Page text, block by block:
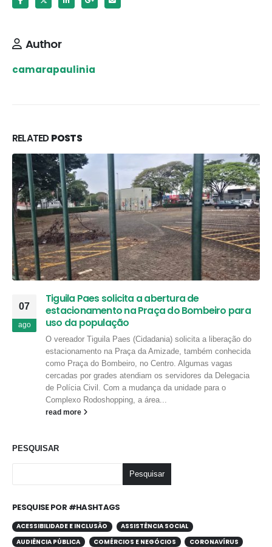
Author
camarapaulinia
RELATEDPOSTS
07
ago
Tiguila Paes solicita a abertura de
estacionamento na Praça do Bombeiro para
uso da população
O vereador Tiguila Paes (Cidadania) solicita a liberação do
estacionamento na Praça da Amizade, também conhecida
como Praça do Bombeiro, no Centro. Algumas vagas
cercadas por grades atendiam os servidores da Delegacia
de Polícia Civil. Com a mudança da unidade para o
Complexo Rodoshopping, a área...
read more
PESQUISAR
Pesquisar
PESQUISE POR #HASHTAGS
ACESSIBILIDADE E INCLUSÃO
ASSISTÊNCIA SOCIAL
AUDIÊNCIA PÚBLICA
COMÉRCIOS E NEGÓCIOS
CORONAVÍRUS